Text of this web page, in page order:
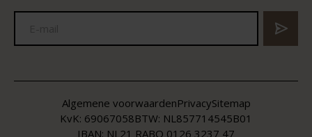
KvK: 69067058BTW: NL857714545B01
IBAN: NL21 RABO 0126 3237 47
Algemene voorwaardenPrivacySitemap